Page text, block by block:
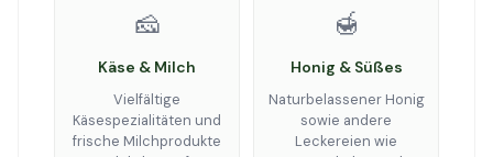
🧀
Käse & Milch
Vielfältige
Käsespezialitäten und
frische Milchprodukte
🍯
Honig & Süßes
Naturbelassener Honig
sowie andere
Leckereien wie